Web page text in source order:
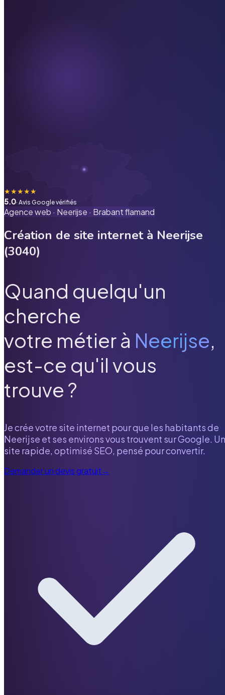
★★★★★
5.0· Avis Google vérifiés
Agence web · Neerijse · Brabant flamand
Création de site internet à Neerijse
(3040)
Quand quelqu'un
cherche
votre métier à Neerijse,
est-ce qu'il vous
trouve ?
Je crée votre site internet pour que les habitants de
Neerijse et ses environs vous trouvent sur Google. Un
site rapide, optimisé SEO, pensé pour convertir.
Demander un devis gratuit→